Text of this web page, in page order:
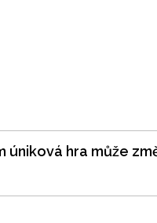
úniková hra může